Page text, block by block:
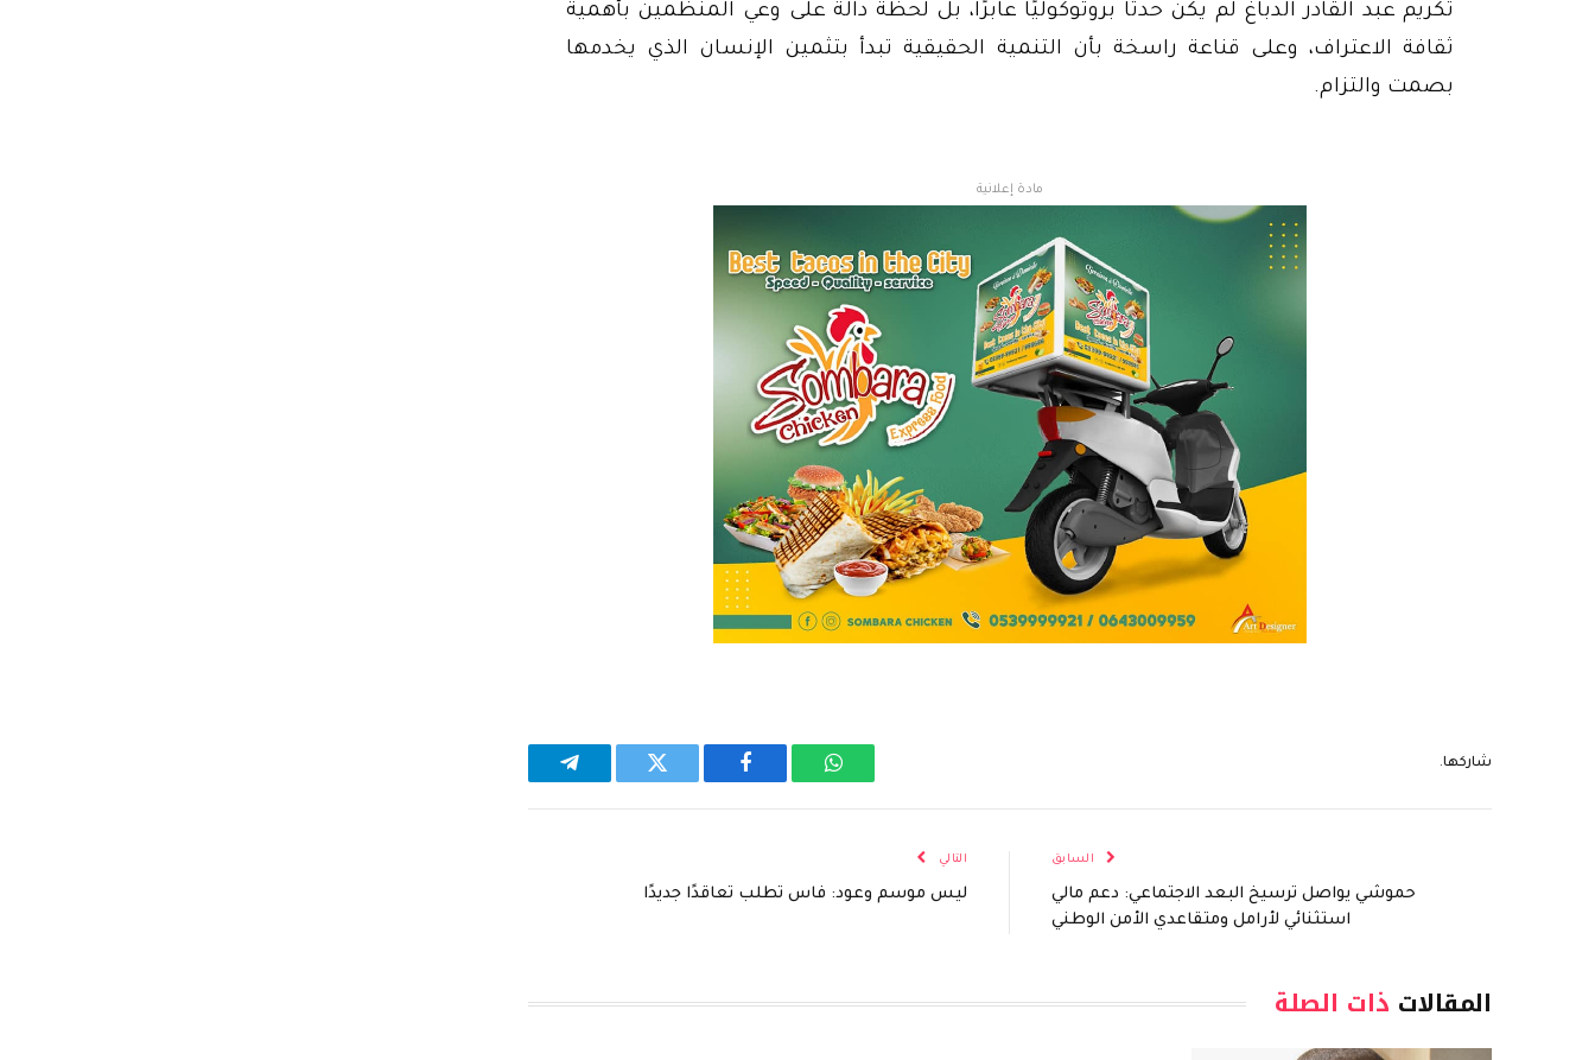
تكريم عبد القادر الدباغ لم يكن حدثًا بروتوكوليًا عابرًا، بل لحظة دالة على وعي المنظمين بأهمية
ثقافة الاعتراف، وعلى قناعة راسخة بأن التنمية الحقيقية تبدأ بتثمين الإنسان الذي يخدمها
بصمت والتزام.
مادة إعلانية
شاركها.
واتساب فيسبوك تويتر تيلقرام
السابق
حموشي يواصل ترسيخ البعد الاجتماعي: دعم مالي
استثنائي لأرامل ومتقاعدي الأمن الوطني
التالي
ليس موسم وعود: فاس تطلب تعاقدًا جديدًا
المقالات ذات الصلة